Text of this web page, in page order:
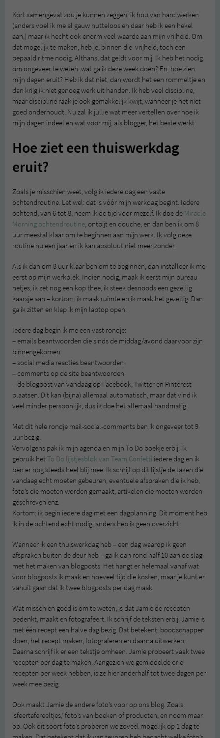
Kort samengevat zou je kunnen zeggen: ik hou van hard werken
(anders voel ik me al gauw nutteloos en daar heb ik een hekel
aan,) maar ik hecht ook enorm veel waarde aan mijn vrijheid. Om
dat mogelijk te maken, heb je, binnen die vrijheid, toch een
bepaald ritme nodig. Althans, dat geldt voor mij. Ik heb het nodig
om ongeveer te weten: wat ga ik deze week doen? En: hoe zien
mijn dagen eruit? Heb ik dat niet, dan wordt het een rommeltje en
dan krijg ik niet genoeg werk uit handen. Ik heb veel discipline,
maar discipline raak je ook gemakkelijk kwijt, wanneer je het niet
goed onderhoudt. Nu zal ik jullie wat meer vertellen over hoe ik
mijn dagen indeel en wat voor mij, als blogger, het beste werkt.
Hoe ziet een thuiswerkdag
eruit?
Zoals je misschien weet, volg ik iedere dag een vaste
ochtendroutine. Let wel: dat is vóór mijn werkdag begint. Iedere
ochtend, van 6 tot 8, neem ik de tijd voor mezelf. Ik doe de Miracle
Morning ochtendroutine, ontbijt en douche, en dan ben ik om 8
uur meestal klaar om te beginnen aan mijn werk. Ik volg deze
routine nu een jaar en ik kan absoluut niet meer zonder.
Als ik dan om 8 uur klaar ben om te beginnen, dan installeer ik me
eerst op mijn werkplek. Indien nodig, maak ik eerst mijn bureau
netjes, ik zet nog een kop thee, ik steek desnoods een gezellig
kaarsje aan – kortom: ik maak ruimte en ik maak het gezellig. Dan
ga ik zitten en klap ik mijn laptop open.
Iedere dag begin ik me een vast rondje:
– emails beantwoorden die sinds de middag/avond daarvoor zijn
binnengekomen
– social media reacties beantwoorden
– comments op de site beantwoorden
– de blogpost van vandaag op Facebook, Twitter en Pinterest
plaatsen. Dit kan (bijna) allemaal automatisch, maar dat vind ik
veel minder persoonlijk, dus ik doe het allemaal handmatig.
Met dit hele rondje mail-social-comments ben ik ongeveer tot 9
uur bezig.
Vervolgens pak ik mijn agenda en mijn To Do boekje erbij. Ik
gebruik hetTo Do lijstjesblok van Team Confetti iedere dag en ik
ben er nog steeds heel blij mee. Ik schrijf op dit lijstje de taken die
vandaag echt moeten gebeuren, eventuele afspraken die ik heb,
foto’s die moeten worden gemaakt, artikelen die moeten worden
geschreven enz.
Kortom: ik begin iedere dag met een dagplanning. Dit moment heb
ik in de ochtend echt nodig, anders heb ik geen overzicht.
Wanneer ik een thuiswerkdag heb – een dag waarop ik geen
afspraken buiten de deur heb – ga ik dan rond half 10 aan de slag
met het maken van blogposts. Het hangt er helemaal vanaf wat
voor blogposts ik maak en hoeveel tijd die kosten, maar je kunt er
vanuit gaan dat ik twee blogposts per dag maak.
Wat misschien goed is om te weten, is dat Jamie de recepten
bedenkt, maakt en fotografeert. Ik schrijf de teksten erbij. Jamie is
met één recept een halve dag bezig. Dat betekent: boodschappen
doen, het recept maken, fotograferen en daarna uitwerken.
Daarna schrijf ik er een tekstje omheen. Jamie probeert vaak twee
recepten per dag te maken. Aangezien we gemiddelde drie
recepten per week hebben, is ze hier anderhalf tot twee dagen per
week mee bezig.
Ook maakt Jamie de andere foto’s voor op ons blog. Zoals
‘sfeertafereeltjes,’ foto’s van boeken of producten, en noem maar
op. Ook dit soort foto’s proberen we zoveel mogelijk op 1 dag te